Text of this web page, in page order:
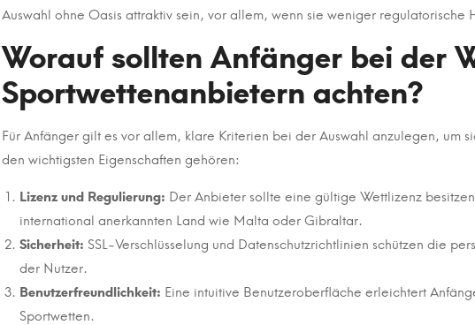
October
2025
2025-
10-
15T10:51:17+05:30
Uncategorised
Auswahl ohne Oasis attraktiv sein, vor allem, wenn sie weniger regulatorische
Worauf sollten Anfänger bei der
Sportwettenanbietern achten?
Für Anfänger gilt es vor allem, klare Kriterien bei der Auswahl anzulegen, um
den wichtigsten Eigenschaften gehören:
Lizenz und Regulierung: Der Anbieter sollte eine gültige Wettlizenz
international anerkannten Land wie Malta oder Gibraltar.
Sicherheit: SSL-Verschlüsselung und Datenschutzrichtlinien schützen die
der Nutzer.
Benutzerfreundlichkeit: Eine intuitive Benutzeroberfläche erleichtert
Sportwetten.